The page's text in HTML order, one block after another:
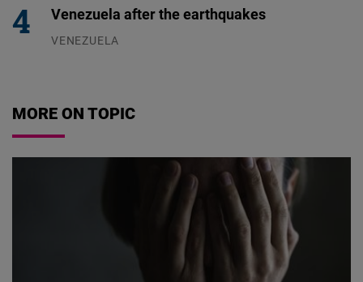
Venezuela after the earthquakes
VENEZUELA
MORE ON TOPIC